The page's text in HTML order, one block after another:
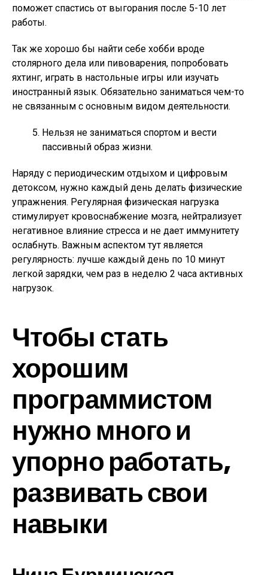
поможет спастись от выгорания после 5-10 лет
работы.
Так же хорошо бы найти себе хобби вроде
столярного дела или пивоварения, попробовать
яхтинг, играть в настольные игры или изучать
иностранный язык. Обязательно заниматься чем-то
не связанным с основным видом деятельности.
Нельзя не заниматься спортом и вести
пассивный образ жизни.
Наряду с периодическим отдыхом и цифровым
детоксом, нужно каждый день делать физические
упражнения. Регулярная физическая нагрузка
стимулирует кровоснабжение мозга, нейтрализует
негативное влияние стресса и не дает иммунитету
ослабнуть. Важным аспектом тут является
регулярность: лучше каждый день по 10 минут
легкой зарядки, чем раз в неделю 2 часа активных
нагрузок.
Чтобы стать
хорошим
программистом
нужно много и
упорно работать,
развивать свои
навыки